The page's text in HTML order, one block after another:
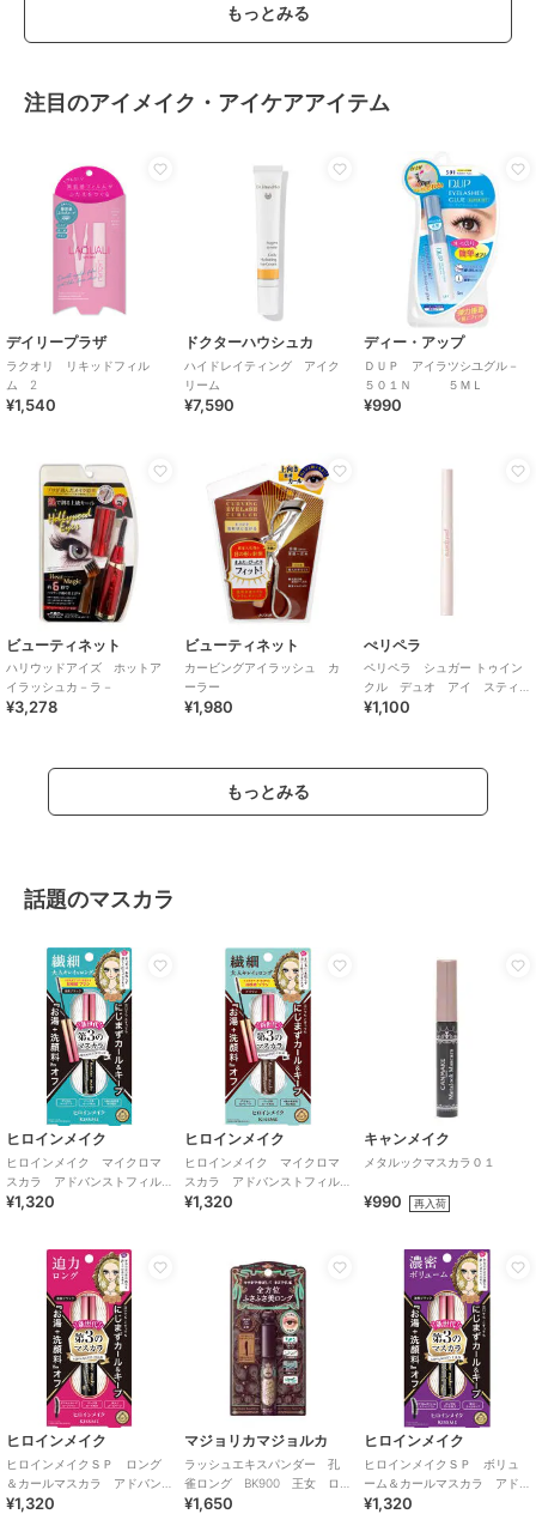
もっとみる
注目のアイメイク・アイケアアイテム
デイリープラザ
ラクオリ リキッドフィル
ム 2
¥1,540
ドクターハウシュカ
ハイドレイティング アイク
リーム
¥7,590
ディー・アップ
ＤＵＰ アイラツシユグル－
５０１Ｎ ５ＭＬ
¥990
ビューティネット
ハリウッドアイズ ホットア
イラッシュカ－ラ－
¥3,278
ビューティネット
カービングアイラッシュ カ
ーラー
¥1,980
ぺリペラ
ペリペラ シュガー トゥイン
クル デュオ アイ スティ
ック０１ デューイ ヌード
¥1,100
もっとみる
話題のマスカラ
ヒロインメイク
ヒロインメイク マイクロマ
スカラ アドバンストフィル
ム01
¥1,320
ヒロインメイク
ヒロインメイク マイクロマ
スカラ アドバンストフィル
ム02
¥1,320
キャンメイク
メタルックマスカラ０１
¥990 再入荷
ヒロインメイク
ヒロインメイクＳＰ ロング
＆カールマスカラ アドバン
ストフィルム０１
¥1,320
マジョリカマジョルカ
ラッシュエキスパンダー 孔
雀ロング BK900 王女 ロ
ゼブラック
¥1,650
ヒロインメイク
ヒロインメイクＳＰ ボリュ
ーム＆カールマスカラ アド
バンストフィルム０１
¥1,320